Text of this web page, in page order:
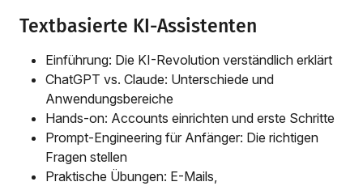
Textbasierte KI-Assistenten
Einführung: Die KI-Revolution verständlich erklärt
ChatGPT vs. Claude: Unterschiede und
Anwendungsbereiche
Hands-on: Accounts einrichten und erste Schritte
Prompt-Engineering für Anfänger: Die richtigen
Fragen stellen
Praktische Übungen: E-Mails,